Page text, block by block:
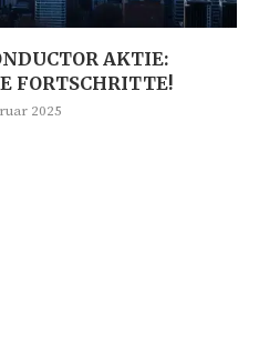
AKTIE:
FORTSCHRITTE!
2025